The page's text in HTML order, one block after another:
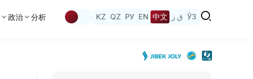
政治 分析 KZ QZ РУ EN 中文 ق ز ЎЗ